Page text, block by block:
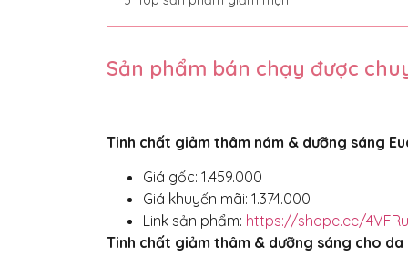
Sản phẩm bán chạy được
Tinh chất giảm thâm nám & dưỡng sáng
Giá gốc: 1.459.000
Giá khuyến mãi: 1.374.000
Link sản phẩm: https://shope.ee/
Tinh chất giảm thâm & dưỡng sáng cho